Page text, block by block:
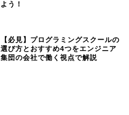
よう！
【必見】プログラミングスクールの
選び方とおすすめ4つをエンジニア
集団の会社で働く視点で解説